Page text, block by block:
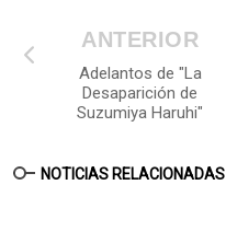
ANTERIOR
Adelantos de "La
Desaparición de
Suzumiya Haruhi"
NOTICIAS RELACIONADAS